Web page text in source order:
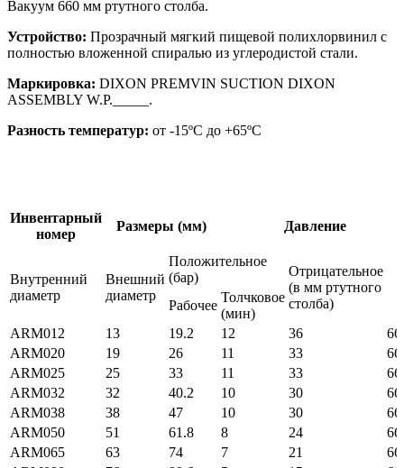
Вакуум 660 мм ртутного столба.
Устройство: Прозрачный мягкий пищевой полихлорвинил с
полностью вложенной спиралью из углеродистой стали.
Маркировка: DIXON PREMVIN SUCTION DIXON
ASSEMBLY W.P._____.
Разность температур: от -15ºС до +65ºС
Инвентарный
номер
Размеры (мм) Давление
Внутренний
диаметр
Внешний
диаметр
Положительное
(бар)
Отрицательное
(в мм ртутного
столба)
Рабочее
Толчковое
(мин)
ARM012
13 19.2 12 36
ARM020
19 26 11 33
ARM025
25 33 11 33
ARM032
32 40.2 10 30
ARM038
38 47 10 30
ARM050
51 61.8 8 24
ARM065
63 74 7 21